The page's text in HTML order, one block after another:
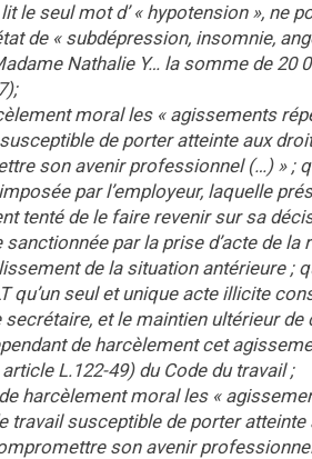
le seul mot d’ « hypotension », ne
de « subdépression, insomnie,
Nathalie Y… la somme de 20
moral les « agissements
de porter atteinte aux
son avenir professionnel (…) » ;
par l’employeur, laquelle
tenté de le faire revenir sur sa
par la prise d’acte de la
de la situation antérieure ;
qu’un seul et unique acte illicite
et le maintien ultérieur
de harcèlement cet
L.122-49) du Code du travail ;
harcèlement moral les «
susceptible de porter
son avenir professionnel